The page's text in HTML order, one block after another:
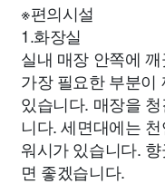
※편의시설
1.화장실
실내 매장 안쪽에
가장 필요한 부분이
있습니다. 매장을
니다. 세면대에는
워시가 있습니다.
면 좋겠습니다.